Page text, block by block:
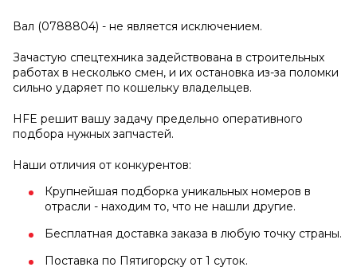
Вал (0788804) - не является исключением.
Зачастую спецтехника задействована в строительных
работах в несколько смен, и их остановка из-за поломки
сильно ударяет по кошельку владельцев.
HFE решит вашу задачу предельно оперативного
подбора нужных запчастей.
Наши отличия от конкурентов:
Крупнейшая подборка уникальных номеров в
отрасли - находим то, что не нашли другие.
Бесплатная доставка заказа в любую точку страны.
Поставка по Пятигорску от 1 суток.